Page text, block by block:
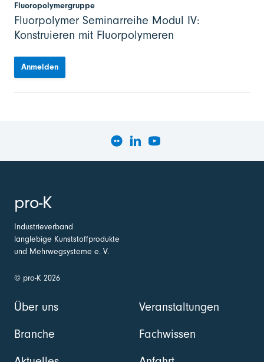
Fluoropolymergruppe
Fluorpolymer Seminarreihe Modul IV:
Konstruieren mit Fluorpolymeren
Anmelden
pro-K
Industrieverband
langlebige Kunststoffprodukte
und Mehrwegsysteme e. V.
© pro-K 2026
Über uns
Branche
Veranstaltungen
Fachwissen